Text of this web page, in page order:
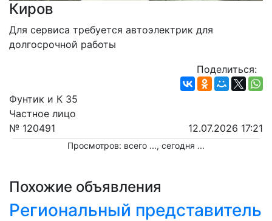
Киров
Для сервиса требуется автоэлектрик для
долгосрочной работы
Поделиться:
Фунтик и К 35
Частное лицо
№ 120491
12.07.2026 17:21
Просмотров: всего ..., сегодня ...
Похожие объявления
Региональный представитель